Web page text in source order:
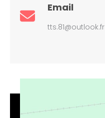
Email
tts.81@outlook.fr